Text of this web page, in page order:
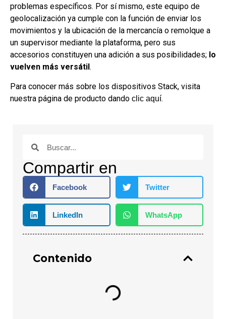
problemas específicos. Por sí mismo, este equipo de
geolocalización ya cumple con la función de enviar los
movimientos y la ubicación de la mercancía o remolque a
un supervisor mediante la plataforma, pero sus
accesorios constituyen una adición a sus posibilidades; lo
vuelven más versátil .
Para conocer más sobre los dispositivos Stack, visita
nuestra página de producto dando clic aquí.
Compartir en
Facebook Twitter
LinkedIn WhatsApp
Contenido